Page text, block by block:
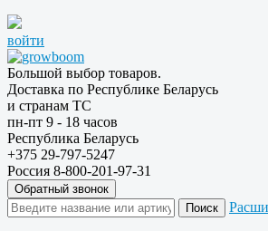
войти
Большой выбор товаров.
Доставка по Республике Беларусь
и странам ТС
пн-пт 9 - 18 часов
Республика Беларусь
+375 29-797-5247
Россия 8-800-201-97-31
Обратный звонок